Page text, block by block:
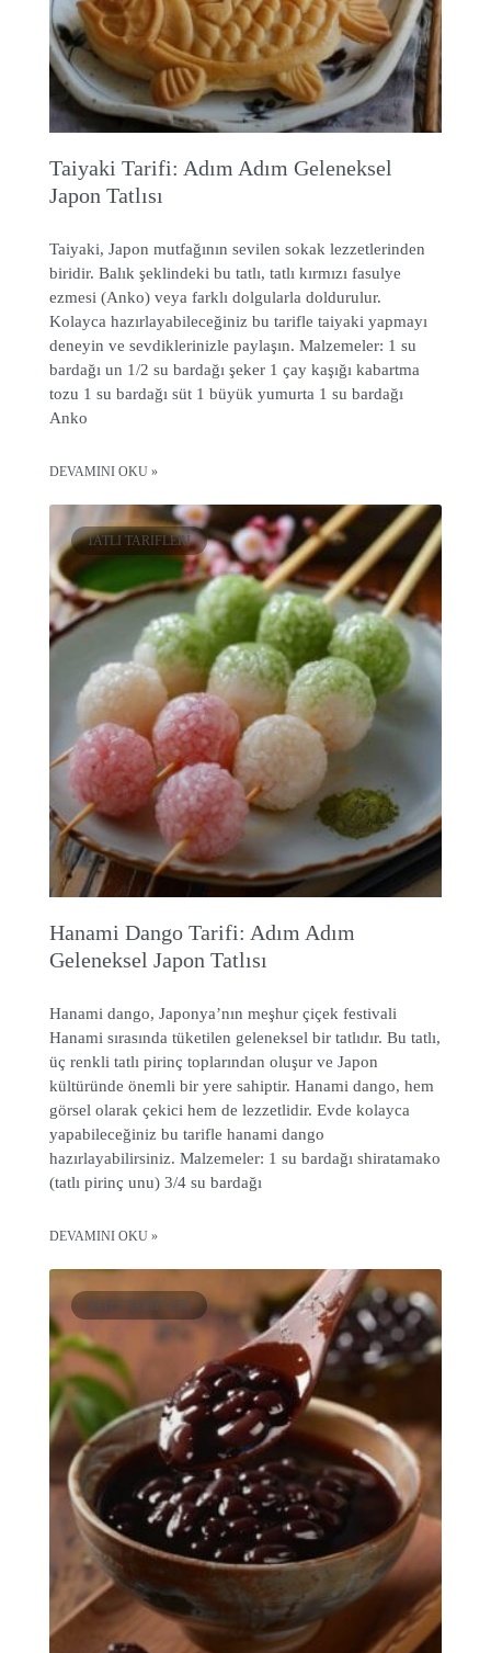
Taiyaki Tarifi: Adım Adım Geleneksel
Japon Tatlısı
Taiyaki, Japon mutfağının sevilen sokak lezzetlerinden
biridir. Balık şeklindeki bu tatlı, tatlı kırmızı fasulye
ezmesi (Anko) veya farklı dolgularla doldurulur.
Kolayca hazırlayabileceğiniz bu tarifle taiyaki yapmayı
deneyin ve sevdiklerinizle paylaşın. Malzemeler: 1 su
bardağı un 1/2 su bardağı şeker 1 çay kaşığı kabartma
tozu 1 su bardağı süt 1 büyük yumurta 1 su bardağı
Anko
DEVAMINI OKU »
TATLI TARIFLERI
Hanami Dango Tarifi: Adım Adım
Geleneksel Japon Tatlısı
Hanami dango, Japonya’nın meşhur çiçek festivali
Hanami sırasında tüketilen geleneksel bir tatlıdır. Bu tatlı,
üç renkli tatlı pirinç toplarından oluşur ve Japon
kültüründe önemli bir yere sahiptir. Hanami dango, hem
görsel olarak çekici hem de lezzetlidir. Evde kolayca
yapabileceğiniz bu tarifle hanami dango
hazırlayabilirsiniz. Malzemeler: 1 su bardağı shiratamako
(tatlı pirinç unu) 3/4 su bardağı
DEVAMINI OKU »
TATLI TARIFLERI